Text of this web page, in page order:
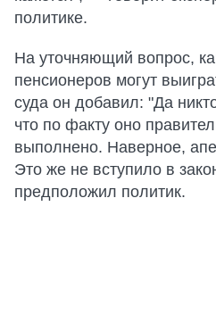
политике.
На уточняющий вопрос,
пенсионеров могут
суда он добавил: "Да
что по факту оно
выполнено. Наверное,
Это же не вступило в
предположил политик.